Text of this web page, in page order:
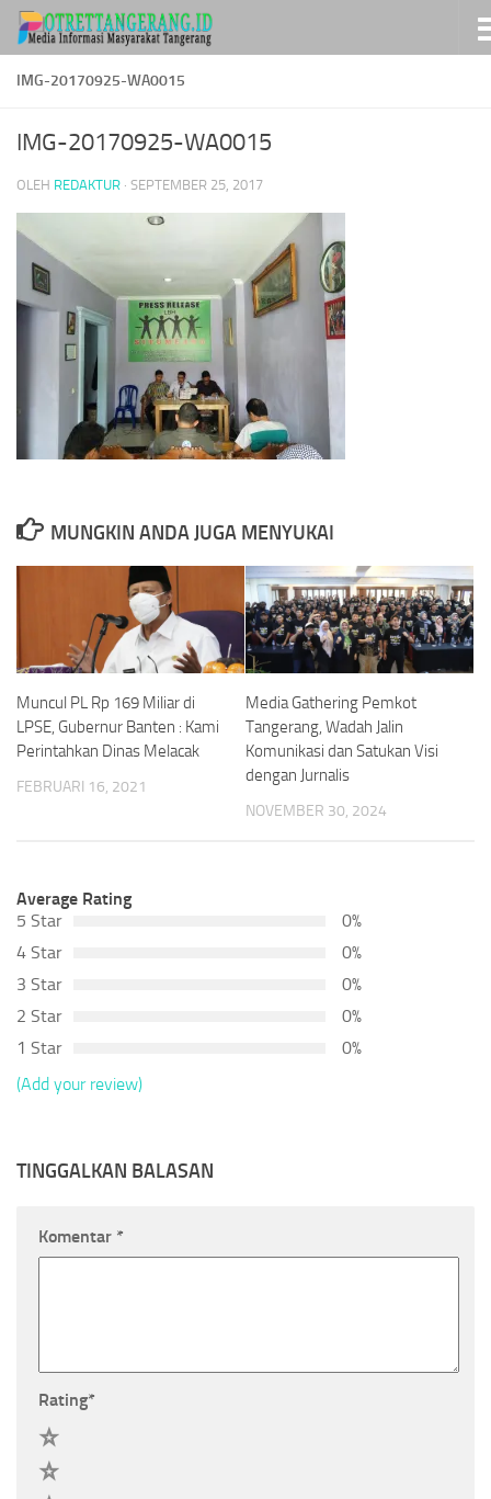
Skip to content
IMG-20170925-WA0015
IMG-20170925-WA0015
OLEH REDAKTUR · SEPTEMBER 25, 2017
MUNGKIN ANDA JUGA MENYUKAI
Muncul PL Rp 169 Miliar di
LPSE, Gubernur Banten : Kami
Perintahkan Dinas Melacak
FEBRUARI 16, 2021
Media Gathering Pemkot
Tangerang, Wadah Jalin
Komunikasi dan Satukan Visi
dengan Jurnalis
NOVEMBER 30, 2024
Average Rating
5 Star
0%
4 Star
0%
3 Star
0%
2 Star
0%
1 Star
0%
(Add your review)
TINGGALKAN BALASAN
Komentar *
Rating*